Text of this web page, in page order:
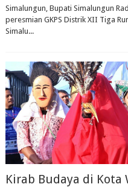
Simalungun, Bupati Simalungun
peresmian GKPS Distrik XII Tiga
Simalu...
Kirab Budaya di Kota